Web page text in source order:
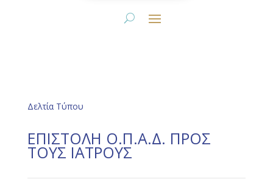
Δελτία Τύπου
ΕΠΙΣΤΟΛΗ Ο.Π.Α.Δ. ΠΡΟΣ
ΤΟΥΣ ΙΑΤΡΟΥΣ